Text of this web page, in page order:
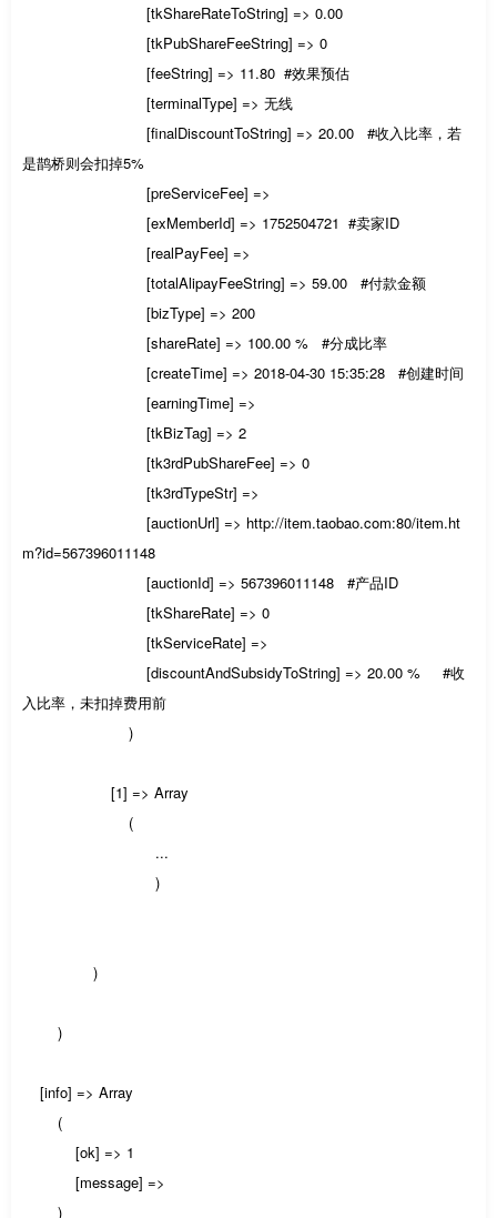
[tkShareRateToString] => 0.00
[tkPubShareFeeString] => 0
[feeString] => 11.80 #效果预估
[terminalType] => 无线
[finalDiscountToString] => 20.00 #收入比率，若
是鹊桥则会扣掉5%
[preServiceFee] =>
[exMemberId] => 1752504721 #卖家ID
[realPayFee] =>
[totalAlipayFeeString] => 59.00 #付款金额
[bizType] => 200
[shareRate] => 100.00 % #分成比率
[createTime] => 2018-04-30 15:35:28 #创建时间
[earningTime] =>
[tkBizTag] => 2
[tk3rdPubShareFee] => 0
[tk3rdTypeStr] =>
[auctionUrl] => http://item.taobao.com:80/item.ht
m?id=567396011148
[auctionId] => 567396011148 #产品ID
[tkShareRate] => 0
[tkServiceRate] =>
[discountAndSubsidyToString] => 20.00 % #收
入比率，未扣掉费用前
)
[1] => Array
(
...
)
)
)
[info] => Array
(
[ok] => 1
[message] =>
)